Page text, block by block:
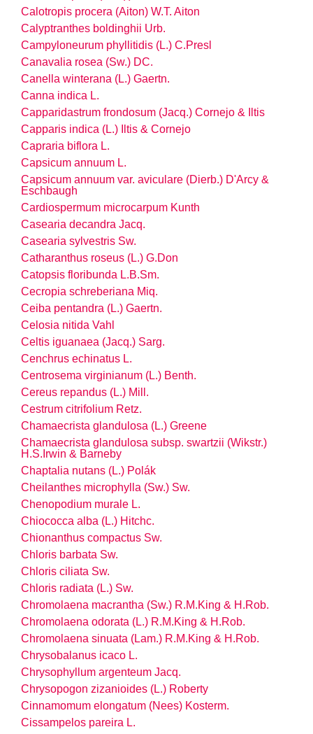
Calotropis procera (Aiton) W.T. Aiton
Calyptranthes boldinghii Urb.
Campyloneurum phyllitidis (L.) C.Presl
Canavalia rosea (Sw.) DC.
Canella winterana (L.) Gaertn.
Canna indica L.
Capparidastrum frondosum (Jacq.) Cornejo & Iltis
Capparis indica (L.) Iltis & Cornejo
Capraria biflora L.
Capsicum annuum L.
Capsicum annuum var. aviculare (Dierb.) D'Arcy &
Eschbaugh
Cardiospermum microcarpum Kunth
Casearia decandra Jacq.
Casearia sylvestris Sw.
Catharanthus roseus (L.) G.Don
Catopsis floribunda L.B.Sm.
Cecropia schreberiana Miq.
Ceiba pentandra (L.) Gaertn.
Celosia nitida Vahl
Celtis iguanaea (Jacq.) Sarg.
Cenchrus echinatus L.
Centrosema virginianum (L.) Benth.
Cereus repandus (L.) Mill.
Cestrum citrifolium Retz.
Chamaecrista glandulosa (L.) Greene
Chamaecrista glandulosa subsp. swartzii (Wikstr.)
H.S.Irwin & Barneby
Chaptalia nutans (L.) Polák
Cheilanthes microphylla (Sw.) Sw.
Chenopodium murale L.
Chiococca alba (L.) Hitchc.
Chionanthus compactus Sw.
Chloris barbata Sw.
Chloris ciliata Sw.
Chloris radiata (L.) Sw.
Chromolaena macrantha (Sw.) R.M.King & H.Rob.
Chromolaena odorata (L.) R.M.King & H.Rob.
Chromolaena sinuata (Lam.) R.M.King & H.Rob.
Chrysobalanus icaco L.
Chrysophyllum argenteum Jacq.
Chrysopogon zizanioides (L.) Roberty
Cinnamomum elongatum (Nees) Kosterm.
Cissampelos pareira L.